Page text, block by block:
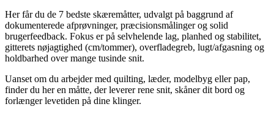
Her får du de 7 bedste skæremåtter, udvalgt på baggrund af
dokumenterede afprøvninger, præcisionsmålinger og solid
brugerfeedback. Fokus er på selvhelende lag, planhed og stabilitet,
gitterets nøjagtighed (cm/tommer), overfladegreb, lugt/afgasning og
holdbarhed over mange tusinde snit.
Uanset om du arbejder med quilting, læder, modelbyg eller pap,
finder du her en måtte, der leverer rene snit, skåner dit bord og
forlænger levetiden på dine klinger.